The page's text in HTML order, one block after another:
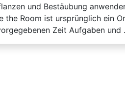
und Bestäubung
the Room ist ursprünglich ein
Zeit Aufgaben und